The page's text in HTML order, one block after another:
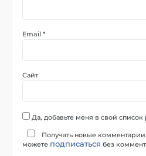
Email*
Сайт
Да, добавьте меня в свой список
Получать новые
можете подписаться без